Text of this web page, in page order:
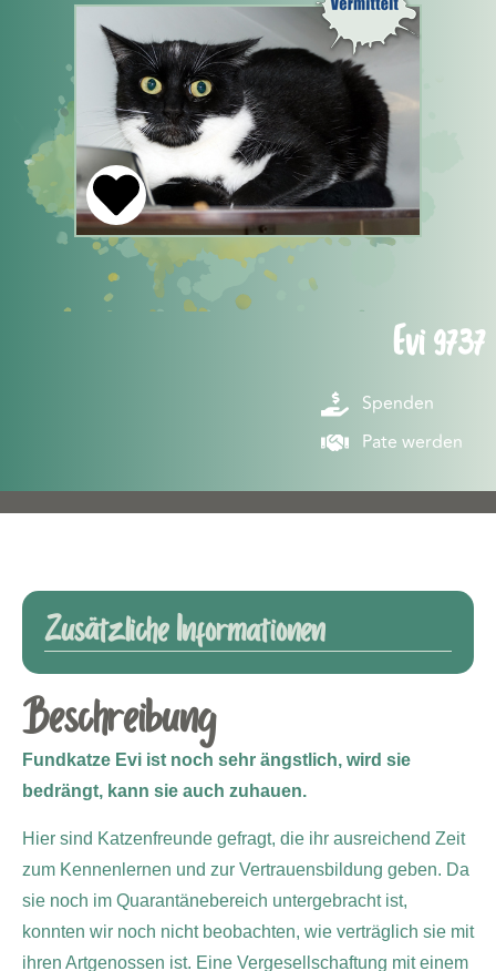
Evi 9737
Spenden
Pate werden
Zusätzliche Informationen
Beschreibung
Fundkatze Evi ist noch sehr ängstlich, wird sie
bedrängt, kann sie auch zuhauen.
Hier sind Katzenfreunde gefragt, die ihr ausreichend Zeit
zum Kennenlernen und zur Vertrauensbildung geben. Da
sie noch im Quarantänebereich untergebracht ist,
konnten wir noch nicht beobachten, wie verträglich sie mit
ihren Artgenossen ist. Eine Vergesellschaftung mit einem